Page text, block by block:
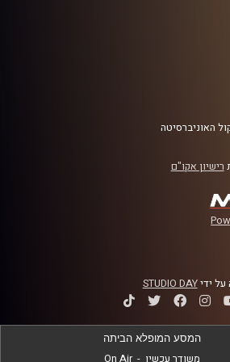
– איך הליגה נשלטת בידי חניכיו של
או מובלי מול בארנס – על מה יוכרע
האוניברסיטה
רישיון אקו"ם
על ידיSTUDIO DAY
המסע המופלא הביתה
משודר עכשיו -
On Air